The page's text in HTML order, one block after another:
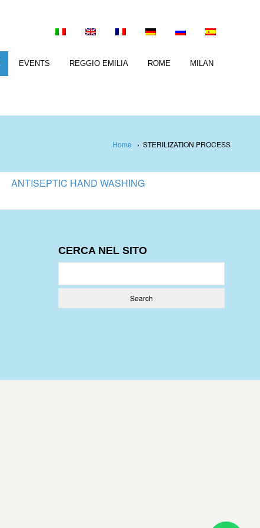
EVENTS REGGIO EMILIA ROME MILAN
Home › STERILIZATION PROCESS
ANTISEPTIC HAND WASHING
CERCA NEL SITO